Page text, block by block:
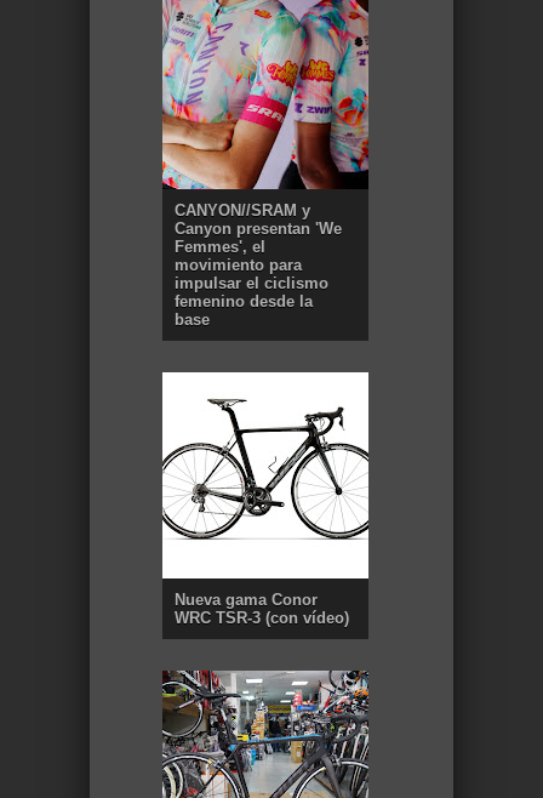
CANYON//SRAM y
Canyon presentan 'We
Femmes', el
movimiento para
impulsar el ciclismo
femenino desde la
base
Nueva gama Conor
WRC TSR-3 (con vídeo)